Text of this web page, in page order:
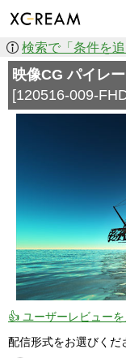
映像CG パイレ
[120516-009-
👍 ユーザーレビューを
配信形式をお選びくだ